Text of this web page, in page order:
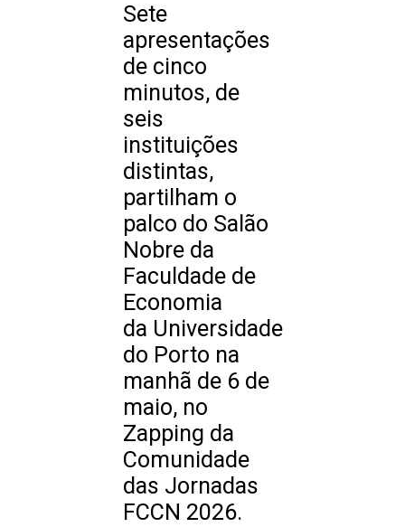
Sete
apresentações
de cinco
minutos, de
seis
instituições
distintas,
partilham o
palco do Salão
Nobre da
Faculdade de
Economia
da Universidade
do Porto na
manhã de 6 de
maio, no
Zapping da
Comunidade
das Jornadas
FCCN 2026.